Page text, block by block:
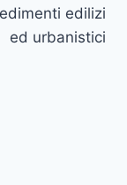
edilizi
ed urbanistici